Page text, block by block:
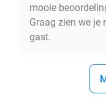
mooie
Graag zien we je
gast.